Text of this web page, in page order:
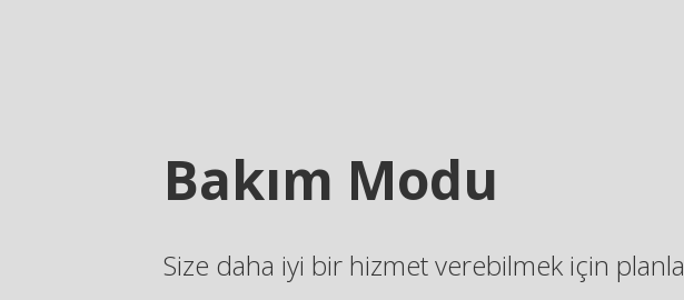
Bakım Modu
Size daha iyi bir hizmet verebilmek için